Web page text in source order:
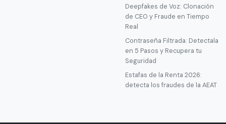
Deepfakes de Voz: Clonación
de CEO y Fraude en Tiempo
Real
Contraseña Filtrada: Detectala
en 5 Pasos y Recupera tu
Seguridad
Estafas de la Renta 2026:
detecta los fraudes de la AEAT